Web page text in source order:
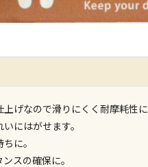
げなので滑りにくく耐摩耗性に
にはがせます。
に。
スの確保に。